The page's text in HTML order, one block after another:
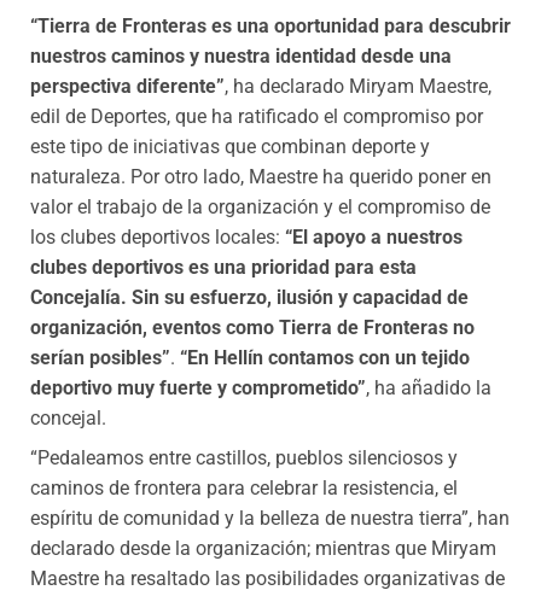
“Tierra de Fronteras es una oportunidad para descubrir
nuestros caminos y nuestra identidad desde una
perspectiva diferente”, ha declarado Miryam Maestre,
edil de Deportes, que ha ratificado el compromiso por
este tipo de iniciativas que combinan deporte y
naturaleza. Por otro lado, Maestre ha querido poner en
valor el trabajo de la organización y el compromiso de
los clubes deportivos locales: “El apoyo a nuestros
clubes deportivos es una prioridad para esta
Concejalía. Sin su esfuerzo, ilusión y capacidad de
organización, eventos como Tierra de Fronteras no
serían posibles”. “En Hellín contamos con un tejido
deportivo muy fuerte y comprometido”, ha añadido la
concejal.
“Pedaleamos entre castillos, pueblos silenciosos y
caminos de frontera para celebrar la resistencia, el
espíritu de comunidad y la belleza de nuestra tierra”, han
declarado desde la organización; mientras que Miryam
Maestre ha resaltado las posibilidades organizativas de